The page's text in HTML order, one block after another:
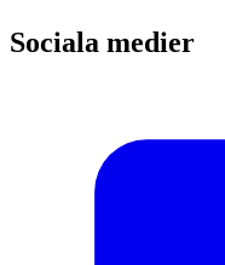
Sociala medier